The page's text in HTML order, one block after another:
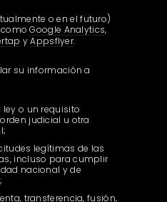
o en el futuro)
comoGoogle Analytics,
yAppsflyer.
su información a
o un requisito
judicial u otra
legítimas de las
incluso para cumplir
nacional y de
transferencia, fusión,